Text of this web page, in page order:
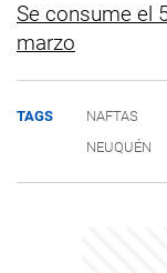
Se consume el
marzo
TAGS NAFTAS
NEUQUÉN